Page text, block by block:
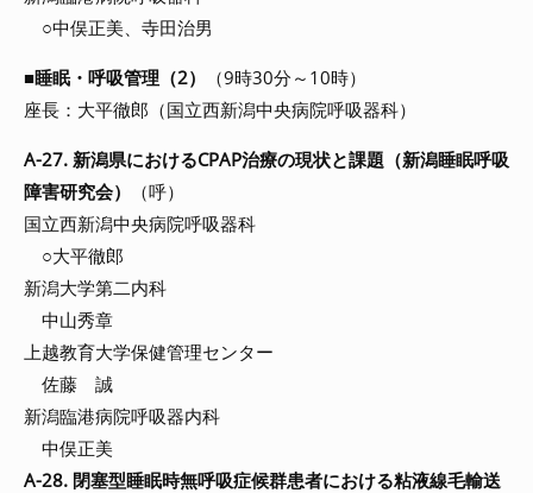
○中俣正美、寺田治男
■睡眠・呼吸管理（2）
（9時30分～10時）
座長：大平徹郎（国立西新潟中央病院呼吸器科）
A-27. 新潟県におけるCPAP治療の現状と課題（新潟睡眠呼吸
障害研究会）
（呼）
国立西新潟中央病院呼吸器科
○大平徹郎
新潟大学第二内科
中山秀章
上越教育大学保健管理センター
佐藤 誠
新潟臨港病院呼吸器内科
中俣正美
A-28. 閉塞型睡眠時無呼吸症候群患者における粘液線毛輸送